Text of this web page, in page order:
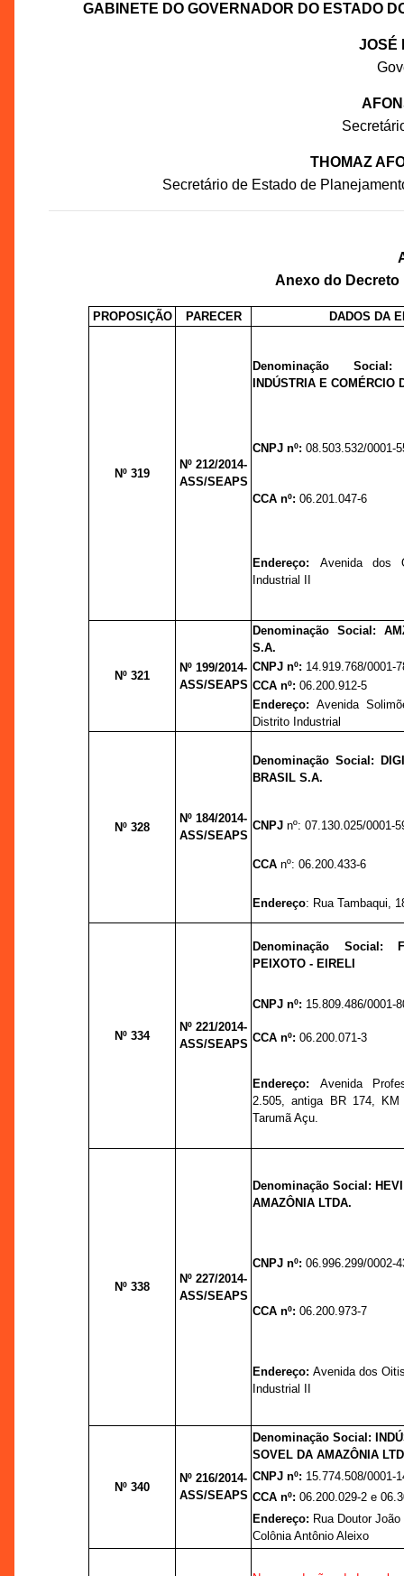
GABINETE DO GOVERNADOR DO ESTADO
JOSÉ
THOMAZ
Secretário de Estado de
Anexo do Decreto
PROPOSIÇÃO PARECER DADOS DA
Nº 319
Nº 212/2014-
ASS/SEAPS
Denominação
INDÚSTRIA E COMÉRCIO
CNPJ nº:08.503.532/0001-
CCA nº:06.201.047-6
Endereço: Avenida dos
Industrial II
Nº 321
Nº 199/2014-
ASS/SEAPS
Denominação Social:
S.A.
CNPJ nº: 14.919.768/0001-
CCA nº:06.200.912-5
Endereço:Avenida
Distrito Industrial
Nº 328
Nº 184/2014-
ASS/SEAPS
Denominação Social:
BRASIL S.A.
CNPJ nº: 07.130.025/0001-
CCA nº: 06.200.433-6
Endereço: Rua Tambaqui,
Nº 334
Nº 221/2014-
ASS/SEAPS
Denominação
PEIXOTO - EIRELI
CNPJ nº: 15.809.486/0001-
CCA nº:06.200.071-3
Endereço: Avenida
2.505, antiga BR 174,
Tarumã Açu.
Nº 338
Nº 227/2014-
ASS/SEAPS
Denominação Social:
AMAZÔNIA LTDA.
CNPJ nº:06.996.299/0002-
CCA nº:06.200.973-7
Endereço:Avenida dos
Industrial II
Nº 340
Nº 216/2014-
ASS/SEAPS
Denominação Social:
SOVEL DA AMAZÔNIA
CNPJ nº: 15.774.508/0001-
CCA nº:06.200.029-2 e
Endereço: Rua Doutor
Colônia Antônio Aleixo